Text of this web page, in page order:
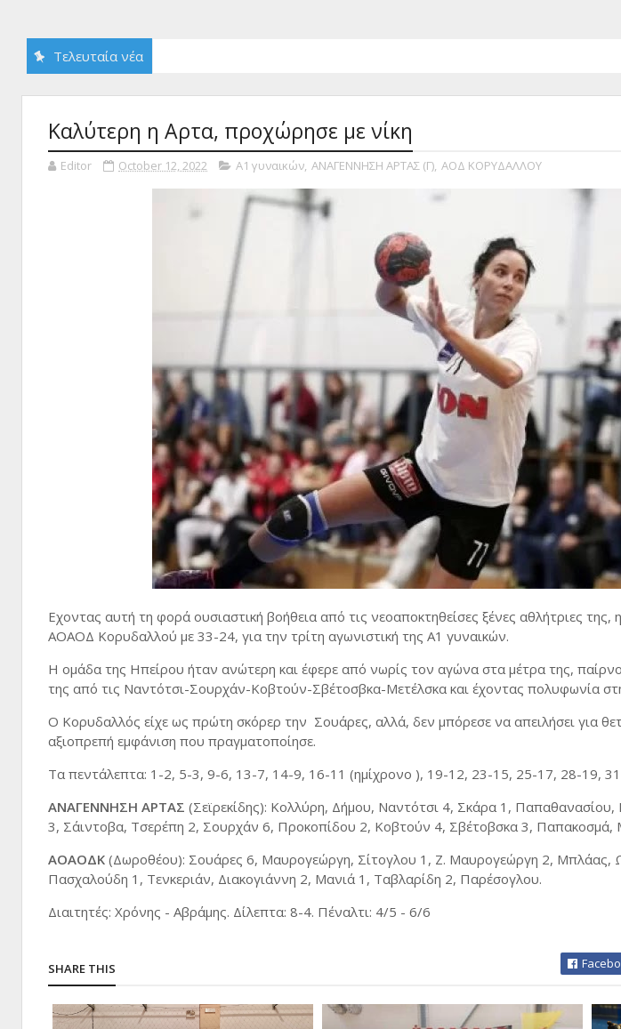
Τελευταία νέα
Καλύτερη η Αρτα, προχώρησε με νίκη
Editor October 12, 2022 Α1 γυναικών, ΑΝΑΓΕΝΝΗΣΗ ΑΡΤΑΣ (Γ), ΑΟΔ ΚΟΡΥΔΑΛΛΟΥ
Εχοντας αυτή τη φορά ουσιαστική βοήθεια από τις νεοαποκτηθείσες ξένες αθλήτριες
ΑΟΑΟΔ Κορυδαλλού με 33-24, για την τρίτη αγωνιστική της Α1 γυναικών.
Η ομάδα της Ηπείρου ήταν ανώτερη και έφερε από νωρίς τον αγώνα στα μέτρα της,
της από τις Ναντότσι-Σουρχάν-Κοβτούν-Σβέτοσβκα-Μετέλσκα και έχοντας πολυφωνία
Ο Κορυδαλλός είχε ως πρώτη σκόρερ την Σουάρες, αλλά, δεν μπόρεσε να απειλήσει για
αξιοπρεπή εμφάνιση που πραγματοποίησε.
Τα πεντάλεπτα: 1-2, 5-3, 9-6, 13-7, 14-9, 16-11 (ημίχρονο ), 19-12, 23-15, 25-17, 28-19,
ΑΝΑΓΕΝΝΗΣΗ ΑΡΤΑΣ (Σεϊρεκίδης): Κολλύρη, Δήμου, Ναντότσι 4, Σκάρα 1,
3, Σάιντοβα, Τσερέπη 2, Σουρχάν 6, Προκοπίδου 2, Κοβτούν 4, Σβέτοβσκα 3, Παπακοσμά,
ΑΟΑΟΔΚ (Δωροθέου): Σουάρες 6, Μαυρογεώργη, Σίτογλου 1, Ζ. Μαυρογεώργη 2, Μπλάας,
Πασχαλούδη 1, Τενκεριάν, Διακογιάννη 2, Μανιά 1, Ταβλαρίδη 2, Παρέσογλου.
Διαιτητές: Χρόνης - Αβράμης. Δίλεπτα: 8-4. Πέναλτι: 4/5 - 6/6
SHARE THIS